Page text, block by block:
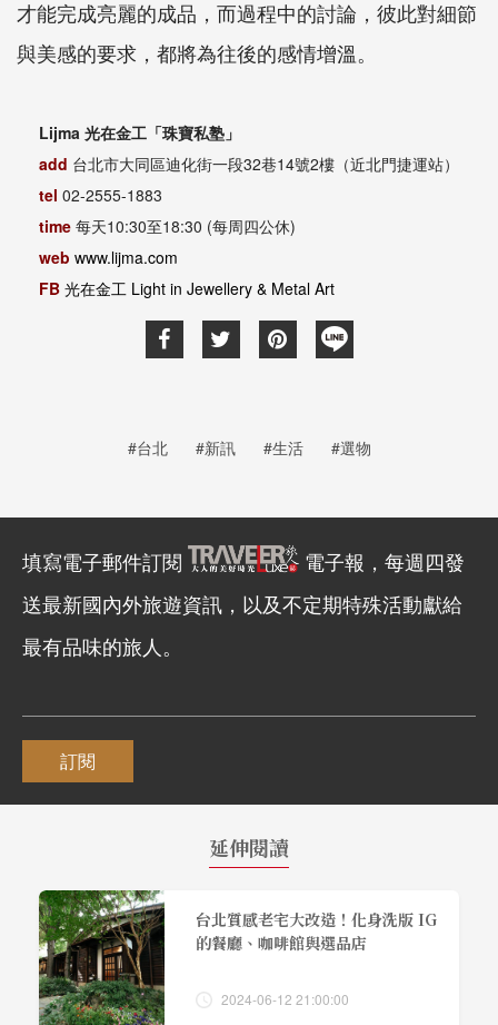
才能完成亮麗的成品，而過程中的討論，彼此對細節
與美感的要求，都將為往後的感情增溫。
Lijma 光在金工「珠寶私塾」
add 台北市大同區迪化街一段32巷14號2樓（近北門捷運站）
tel 02-2555-1883
time 每天10:30至18:30 (每周四公休)
web www.lijma.com
FB 光在金工 Light in Jewellery & Metal Art
#台北 #新訊 #生活 #選物
填寫電子郵件訂閱
電子報，每週四發
送最新國內外旅遊資訊，以及不定期特殊活動獻給
最有品味的旅人。
訂閱
延伸閱讀
台北質感老宅大改造！化身洗版 IG
的餐廳、咖啡館與選品店
2024-06-12 21:00:00